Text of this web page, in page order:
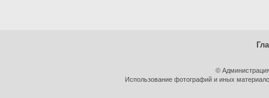
©
Использование фотографий и иных